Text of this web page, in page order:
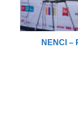
NENCI –